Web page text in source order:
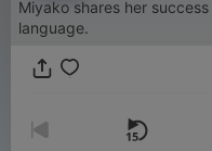
Miyako shares her success
language.